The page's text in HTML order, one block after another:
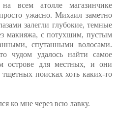
всем атолле магазинчике
ужасно. Михаил заметно
залегли глубокие, темные
макияжа, с потухшим, пустым
спутанными волосами.
чудом удалось найти самое
острове для местных, и они
поисках хоть каких-то
ко мне через всю лавку.